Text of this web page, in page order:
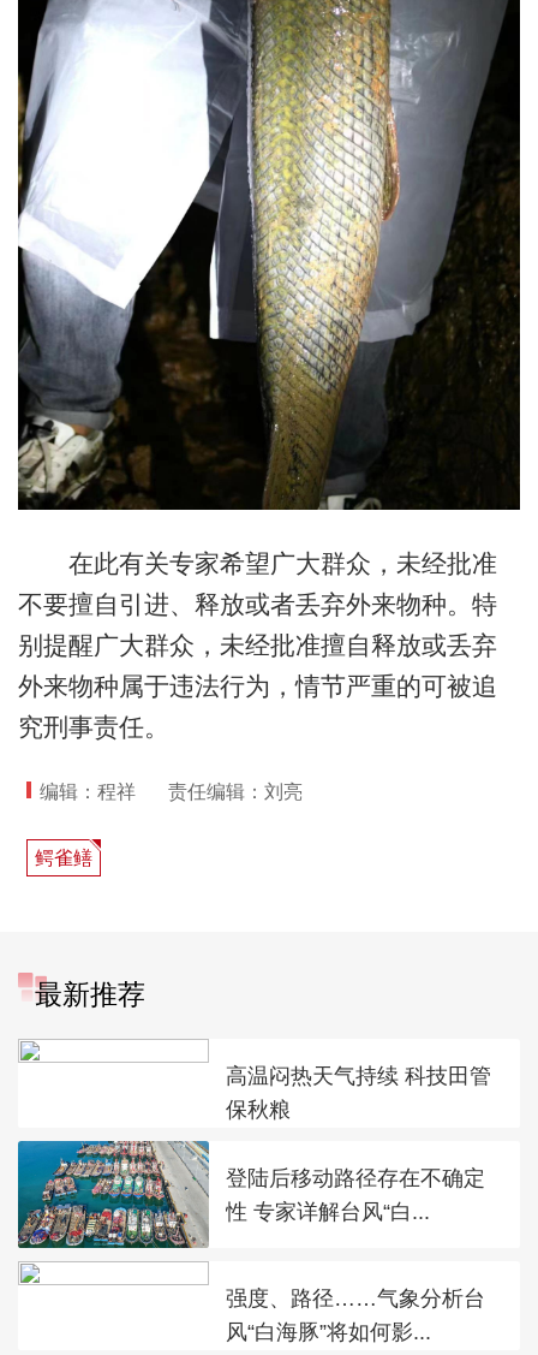
在此有关专家希望广大群众，未经批准
不要擅自引进、释放或者丢弃外来物种。特
别提醒广大群众，未经批准擅自释放或丢弃
外来物种属于违法行为，情节严重的可被追
究刑事责任。
编辑：程祥 责任编辑：刘亮
鳄雀鳝
最新推荐
高温闷热天气持续 科技田管
保秋粮
登陆后移动路径存在不确定
性 专家详解台风“白...
强度、路径……气象分析台
风“白海豚”将如何影...